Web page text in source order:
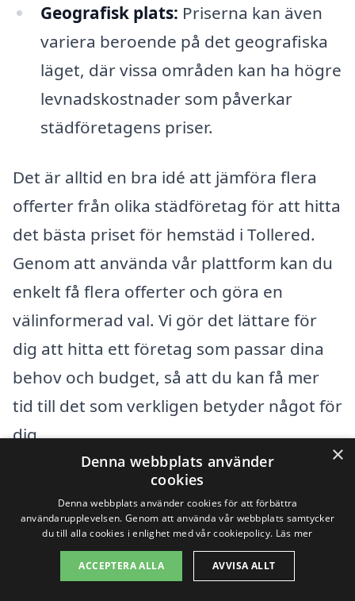
Geografisk plats: Priserna kan även
variera beroende på det geografiska
läget, där vissa områden kan ha högre
levnadskostnader som påverkar
städföretagens priser.
Det är alltid en bra idé att jämföra flera
offerter från olika städföretag för att hitta
det bästa priset för hemstäd i Tollered.
Genom att använda vår plattform kan du
enkelt få flera offerter och göra en
välinformerad val. Vi gör det lättare för
dig att hitta ett företag som passar dina
behov och budget, så att du kan få mer
tid till det som verkligen betyder något för
dig.
Få 3 erbjudanden, gratis och utan
förpliktelser
×
Denna webbplats använder
cookies
Denna webbplats använder cookies för att förbättra
användarupplevelsen. Genom att använda vår webbplats samtycker
du till alla cookies i enlighet med vår cookiepolicy. Läs mer
ACCEPTERA ALLA AVVISA ALLT